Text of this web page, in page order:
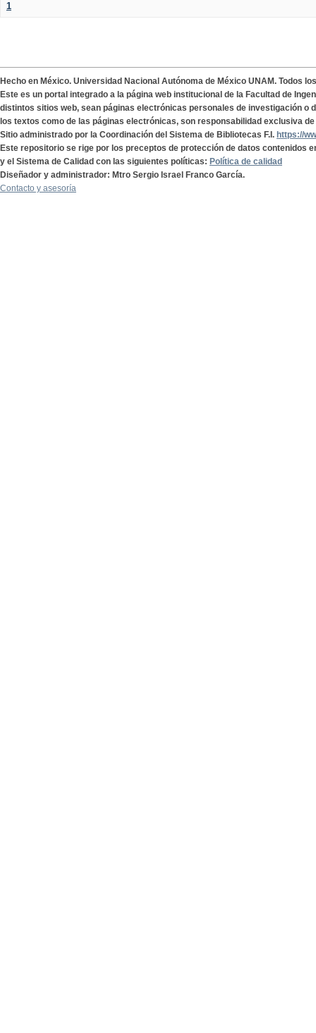
1
Hecho en México. Universidad Nacional Autónoma de México UNAM. Todos
Este es un portal integrado a la página web institucional de la Facultad de
distintos sitios web, sean páginas electrónicas personales de investigación o
los textos como de las páginas electrónicas, son responsabilidad exclusiva
Sitio administrado por la Coordinación del Sistema de Bibliotecas F.I. https://
Este repositorio se rige por los preceptos de protección de datos contenidos
y el Sistema de Calidad con las siguientes políticas: Política de calidad
Diseñador y administrador: Mtro Sergio Israel Franco García.
Contacto y asesoría